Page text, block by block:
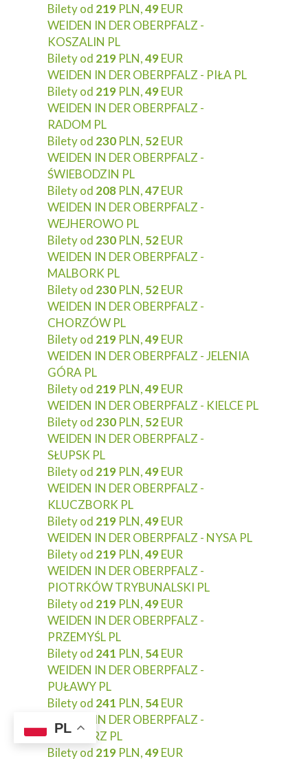
PL
Bilety od 219 PLN,49EUR
WEIDEN IN DER OBERPFALZ -
KOSZALIN PL
Bilety od 219 PLN,49EUR
WEIDEN IN DER OBERPFALZ - PIŁA PL
Bilety od 219 PLN,49EUR
WEIDEN IN DER OBERPFALZ -
RADOM PL
Bilety od 230 PLN, 52EUR
WEIDEN IN DER OBERPFALZ -
ŚWIEBODZIN PL
Bilety od 208 PLN,47EUR
WEIDEN IN DER OBERPFALZ -
WEJHEROWO PL
Bilety od 230 PLN, 52EUR
WEIDEN IN DER OBERPFALZ -
MALBORK PL
Bilety od 230 PLN, 52EUR
WEIDEN IN DER OBERPFALZ -
CHORZÓW PL
Bilety od 219 PLN,49EUR
WEIDEN IN DER OBERPFALZ - JELENIA
GÓRA PL
Bilety od 219 PLN,49EUR
WEIDEN IN DER OBERPFALZ - KIELCE PL
Bilety od 230 PLN, 52EUR
WEIDEN IN DER OBERPFALZ -
SŁUPSK PL
Bilety od 219 PLN,49EUR
WEIDEN IN DER OBERPFALZ -
KLUCZBORK PL
Bilety od 219 PLN,49EUR
WEIDEN IN DER OBERPFALZ - NYSA PL
Bilety od 219 PLN,49EUR
WEIDEN IN DER OBERPFALZ -
PIOTRKÓW TRYBUNALSKI PL
Bilety od 219 PLN,49EUR
WEIDEN IN DER OBERPFALZ -
PRZEMYŚL PL
Bilety od 241 PLN, 54EUR
WEIDEN IN DER OBERPFALZ -
PUŁAWY PL
Bilety od 241 PLN, 54EUR
WEIDEN IN DER OBERPFALZ -
RACIBÓRZ PL
Bilety od 219 PLN,49EUR